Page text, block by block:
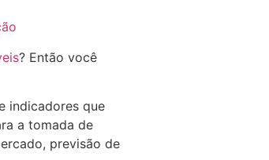
? Então você
indicadores que
a tomada de
previsão de